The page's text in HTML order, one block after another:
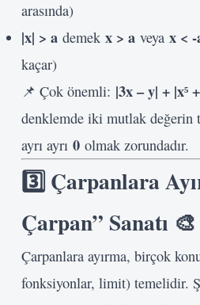
arasında)
|x| > a demek x > a veya x < -
kaçar)
📌 Çok önemli: |3x – y| + |x⁵
denklemde iki mutlak değerin
ayrı ayrı 0 olmak zorundadır.
3️⃣ Çarpanlara
Çarpan” Sanatı 🎨
Çarpanlara ayırma, birçok
fonksiyonlar, limit) temelidir.